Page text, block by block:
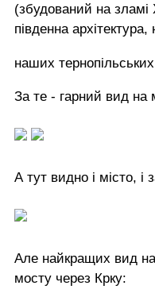
(збудований на зламі
південна
наших
За те - гарний вид на
А тут видно і місто, і
Але найкращих вид на
мосту через Крку: